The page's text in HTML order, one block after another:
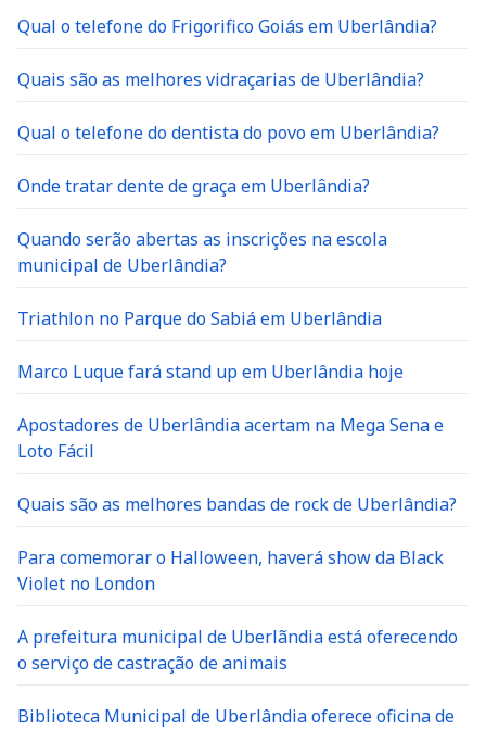
Qual o telefone do Frigorifico Goiás em Uberlândia?
Quais são as melhores vidraçarias de Uberlândia?
Qual o telefone do dentista do povo em Uberlândia?
Onde tratar dente de graça em Uberlândia?
Quando serão abertas as inscrições na escola
municipal de Uberlândia?
Triathlon no Parque do Sabiá em Uberlândia
Marco Luque fará stand up em Uberlândia hoje
Apostadores de Uberlândia acertam na Mega Sena e
Loto Fácil
Quais são as melhores bandas de rock de Uberlândia?
Para comemorar o Halloween, haverá show da Black
Violet no London
A prefeitura municipal de Uberlãndia está oferecendo
o serviço de castração de animais
Biblioteca Municipal de Uberlândia oferece oficina de